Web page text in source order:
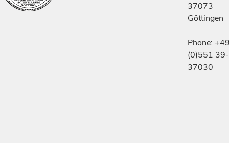
37073
Göttingen
Phone:
(0)551 39-
37030